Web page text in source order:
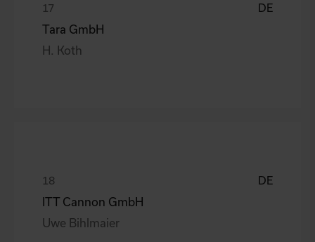
DE
Tara GmbH
H. Koth
DE
ITT Cannon GmbH
Uwe Bihlmaier